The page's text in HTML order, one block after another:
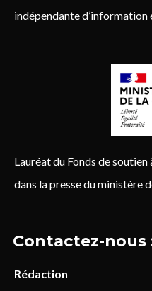
indépendante d’information
Lauréat du Fonds de soutien
dans la presse du ministère
Contactez-nous
Rédaction